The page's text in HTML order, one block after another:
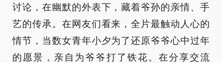
讨论，在幽默的外表下，藏着爷孙的亲情、手
艺的传承。在网友们看来，全片最触动人心的
情节，当数女青年小夕为了还原爷爷心中过年
的愿景，亲自为爷爷打了铁花。在分享交流